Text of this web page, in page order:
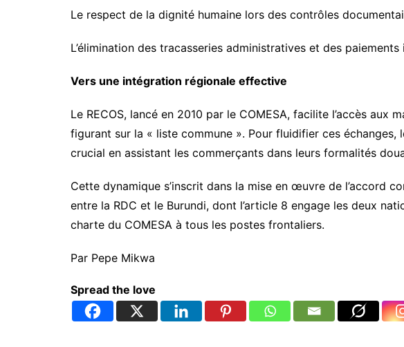
​Le respect de la dignité humaine lors des contrôles
​L’élimination des tracasseries administratives et des paiements
​Vers une intégration régionale effective
​Le RECOS, lancé en 2010 par le COMESA, facilite l’accès aux
figurant sur la « liste commune ». Pour fluidifier ces échanges,
crucial en assistant les commerçants dans leurs formalités
​Cette dynamique s’inscrit dans la mise en œuvre de l’accord
entre la RDC et le Burundi, dont l’article 8 engage les deux
charte du COMESA à tous les postes frontaliers.
​Par Pepe Mikwa
Spread the love